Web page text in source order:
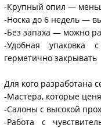
-Крупный опил —
-Носка до 6 недель —
-Без запаха — можно
-Удобная упаковка
герметично закрывать
Для кого разработана
-Мастера, которые
-Салоны с высокой
-Работа с